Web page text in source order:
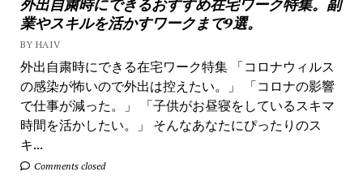
業やスキルを活かすワークまで9選。
BY HAIV
外出自粛時にできる在宅ワーク特集 「コロナウィルス
の感染が怖いので外出は控えたい。」 「コロナの影響
で仕事が減った。」 「子供がお昼寝をしているスキマ
時間を活かしたい。」 そんなあなたにぴったりのス
キ...
Comments closed